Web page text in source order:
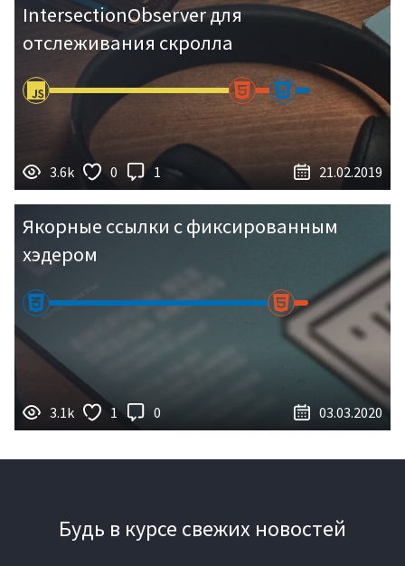
IntersectionObserver для
отслеживания скролла
3.6k 0 1 21.02.2019
Якорные ссылки с фиксированным
хэдером
3.1k 1 0 03.03.2020
Будь в курсе свежих новостей